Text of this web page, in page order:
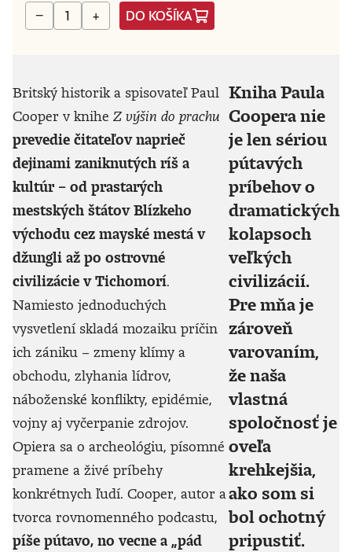
− + DO KOŠÍKA
Britský historik a spisovateľ Paul
Cooper v knihe Z výšin do prachu
prevedie čitateľov naprieč
dejinami zaniknutých ríš a
kultúr – od prastarých
mestských štátov Blízkeho
východu cez mayské mestá v
džungli až po ostrovné
civilizácie v Tichomorí.
Namiesto jednoduchých
vysvetlení skladá mozaiku príčin
ich zániku – zmeny klímy a
obchodu, zlyhania lídrov,
náboženské konflikty, epidémie,
vojny aj vyčerpanie zdrojov.
Opiera sa o archeológiu, písomné
pramene a živé príbehy
konkrétnych ľudí. Cooper, autor a
tvorca rovnomenného podcastu,
píše pútavo, no vecne a „pád
Kniha Paula
Coopera nie
je len sériou
pútavých
príbehov o
dramatických
kolapsoch
veľkých
civilizácií.
Pre mňa je
zároveň
varovaním,
že naša
vlastná
spoločnosť je
oveľa
krehkejšia,
ako som si
bol ochotný
pripustiť.